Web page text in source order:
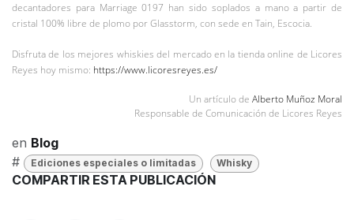
decantadores para Marriage 0197 han sido soplados a mano a partir de
cristal 100% libre de plomo por Glasstorm, con sede en Tain, Escocia.
Disfruta de los mejores whiskies del mercado en la tienda online de Licores
Reyes hoy mismo: https://www.licoresreyes.es/
Un artículo de Alberto Muñoz Moral
Responsable de Comunicación de Licores Reyes
en Blog
#
Ediciones especiales o limitadas Whisky
COMPARTIR ESTA PUBLICACIÓN